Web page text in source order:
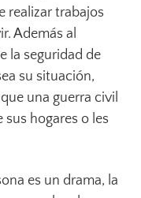
realizar trabajos
Además al
la seguridad de
su situación,
una guerra civil
sus hogares o les
es un drama, la